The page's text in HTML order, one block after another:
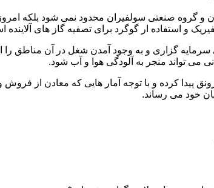
و گروه صنعتی سولفیران محدود نمی شود بلکه
و استفاده ار گوگرد برای تصفیه گاز های آلاینده
گزاری و به وجود آمدن شغل در آن مناطق را
می‌ تواند منجر به آلودگی هوا و آب شود.
پیدا کرده و با توجه آمار هایی که معادن از فروش
خود می رساند.